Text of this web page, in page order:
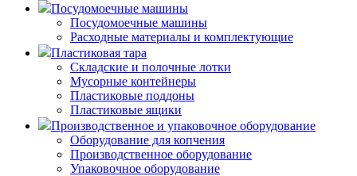
Посудомоечные машины
Посудомоечные машины
Расходные материалы и комплектующие
Пластиковая тара
Складские и полочные лотки
Мусорные контейнеры
Пластиковые поддоны
Пластиковые ящики
Производственное и упаковочное оборудование
Оборудование для копчения
Производственное оборудование
Упаковочное оборудование